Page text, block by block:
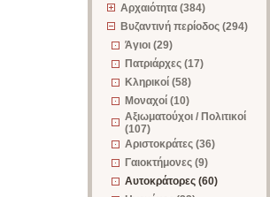
Αρχαιότητα (384)
Βυζαντινή περίοδος (294)
Άγιοι (29)
Πατριάρχες (17)
Κληρικοί (58)
Μοναχοί (10)
Αξιωματούχοι / Πολιτικοί
(107)
Αριστοκράτες (36)
Γαιοκτήμονες (9)
Αυτοκράτορες (60)